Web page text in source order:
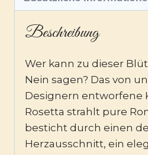
Beschreibung
Wer kann zu dieser
Nein sagen? Das von
Designern entworfene
Rosetta strahlt pure
besticht durch einen
Herzausschnitt, ein